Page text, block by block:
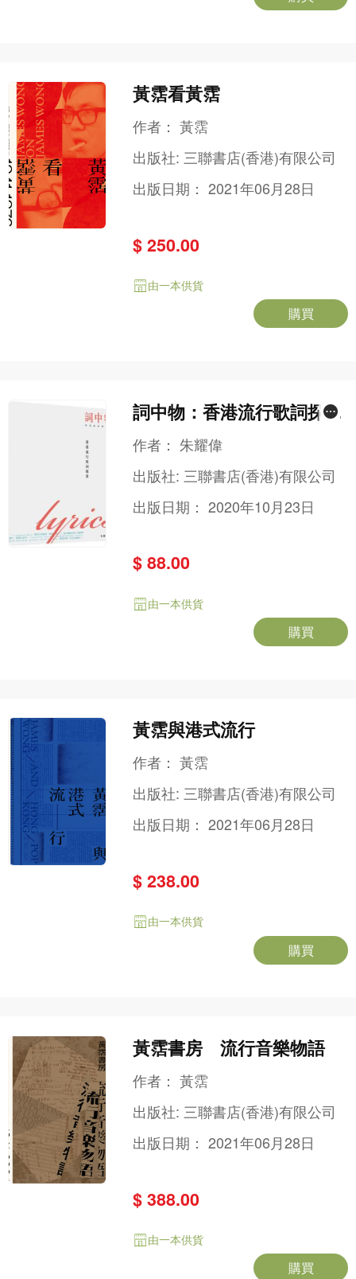
黃霑看黃霑
作者：黃霑
出版社: 三聯書店(香港)有限公司
出版日期：2021年06月28日
$ 250.00
由一本供貨
購買
詞中物：香港流行歌詞探賞
（第二版）
作者： 朱耀偉
出版社: 三聯書店(香港)有限公司
出版日期：2020年10月23日
$ 88.00
由一本供貨
購買
黃霑與港式流行
作者：黃霑
出版社:三聯書店(香港)有限公司
出版日期：2021年06月28日
$ 238.00
由一本供貨
購買
黃霑書房 流行音樂物語
作者：黃霑
出版社: 三聯書店(香港)有限公司
出版日期：2021年06月28日
$ 388.00
由一本供貨
購買